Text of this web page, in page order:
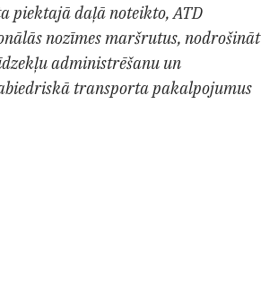
piektajā daļā noteikto, ATD
nozīmes maršrutus, nodrošināt
administrēšanu un
transporta pakalpojumus